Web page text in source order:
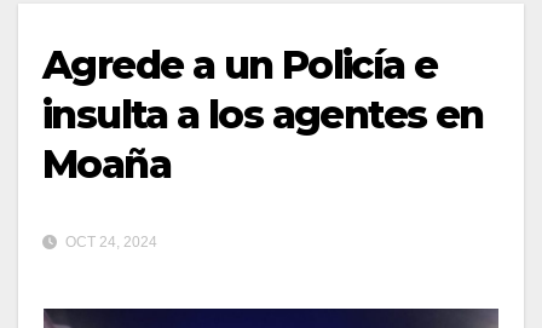
Agrede a un Policía e
insulta a los agentes en
Moaña
OCT 24, 2024